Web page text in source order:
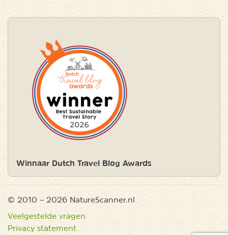
Winnaar Dutch Travel Blog Awards
© 2010 – 2026 NatureScanner.nl
Veelgestelde vragen
Privacy statement